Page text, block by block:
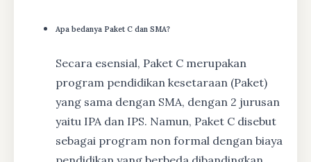
Apa bedanya Paket C dan SMA?
Secara esensial, Paket C merupakan
program pendidikan kesetaraan (Paket)
yang sama dengan SMA, dengan 2 jurusan
yaitu IPA dan IPS. Namun, Paket C disebut
sebagai program non formal dengan biaya